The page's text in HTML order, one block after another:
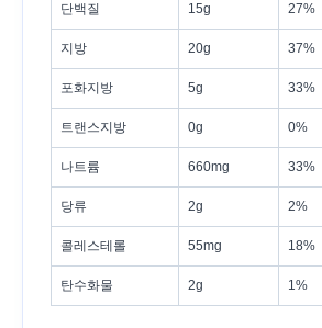
단백질 15g 27%
지방 20g 37%
포화지방 5g 33%
트랜스지방 0g 0%
나트륨 660mg 33%
당류 2g 2%
콜레스테롤 55mg 18%
탄수화물 2g 1%